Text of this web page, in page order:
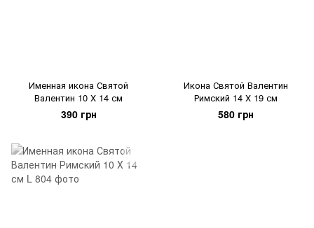
Именная икона Святой
Валентин 10 Х 14 см
390 грн
Икона Святой Валентин
Римский 14 Х 19 см
580 грн